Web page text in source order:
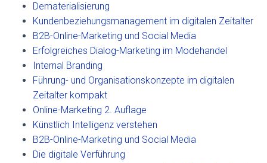
Dematerialisierung
Kundenbeziehungsmanagement im digitalen Zeitalter
B2B-Online-Marketing und Social Media
Erfolgreiches Dialog-Marketing im Modehandel
Internal Branding
Führung- und Organisationskonzepte im digitalen
Zeitalter kompakt
Online-Marketing 2. Auflage
Künstlich Intelligenz verstehen
B2B-Online-Marketing und Social Media
Die digitale Verführung